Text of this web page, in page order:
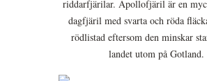
riddarfjärilar. Apollofjäril är en
dagfjäril med svarta och röda
rödlistad eftersom den minskar
landet utom på Gotland.